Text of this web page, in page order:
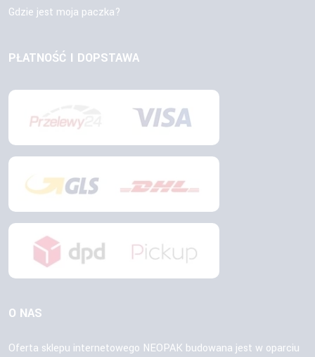
Gdzie jest moja paczka?
PŁATNOŚĆ I DOPSTAWA
O NAS
Oferta sklepu internetowego NEOPAK budowana jest w oparciu